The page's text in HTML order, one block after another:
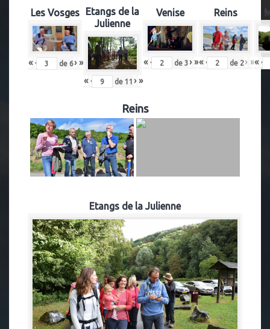
Les Vosges
« ‹ de 6› »
Etangs de la
Julienne
« ‹ de 11 › »
Venise
« ‹ de 3› »
Reins
« ‹ de 2› »« ‹
Reins
Etangs de la Julienne